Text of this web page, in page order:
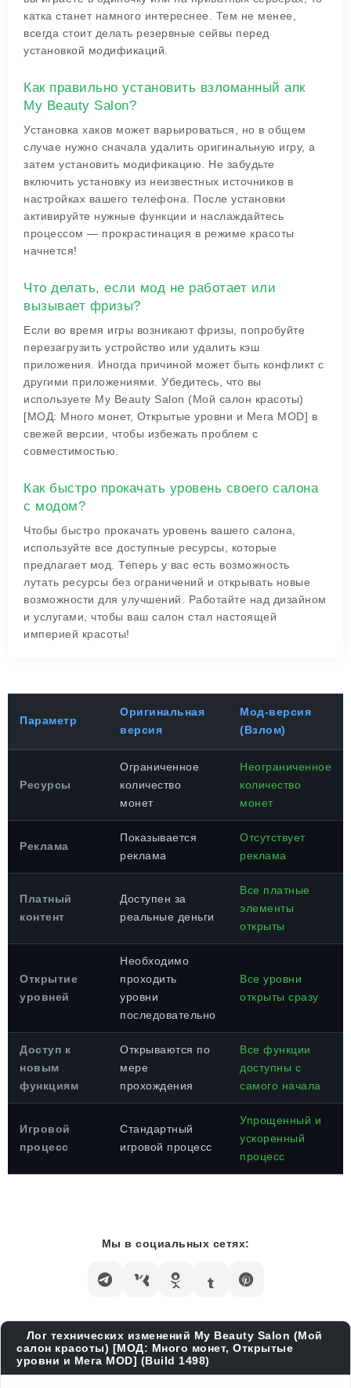
катка станет намного интереснее. Тем не менее,
всегда стоит делать резервные сейвы перед
установкой модификаций.
Как правильно установить взломанный апк
My Beauty Salon?
Установка хаков может варьироваться, но в общем
случае нужно сначала удалить оригинальную игру, а
затем установить модификацию. Не забудьте
включить установку из неизвестных источников в
настройках вашего телефона. После установки
активируйте нужные функции и наслаждайтесь
процессом — прокрастинация в режиме красоты
начнется!
Что делать, если мод не работает или
вызывает фризы?
Если во время игры возникают фризы, попробуйте
перезагрузить устройство или удалить кэш
приложения. Иногда причиной может быть конфликт с
другими приложениями. Убедитесь, что вы
используете My Beauty Salon (Мой салон красоты)
[МОД: Много монет, Открытые уровни и Мега MOD] в
свежей версии, чтобы избежать проблем с
совместимостью.
Как быстро прокачать уровень своего салона
с модом?
Чтобы быстро прокачать уровень вашего салона,
используйте все доступные ресурсы, которые
предлагает мод. Теперь у вас есть возможность
лутать ресурсы без ограничений и открывать новые
возможности для улучшений. Работайте над дизайном
и услугами, чтобы ваш салон стал настоящей
империей красоты!
Параметр
Оригинальная
версия
Мод-версия
(Взлом)
Ресурсы
Ограниченное
количество
монет
Неограниченное
количество
монет
Реклама
Показывается
реклама
Отсутствует
реклама
Платный
контент
Доступен за
реальные деньги
Все платные
элементы
открыты
Открытие
уровней
Необходимо
проходить
уровни
последовательно
Все уровни
открыты сразу
Доступ к
новым
функциям
Открываются по
мере
прохождения
Все функции
доступны с
самого начала
Игровой
процесс
Стандартный
игровой процесс
Упрощенный и
ускоренный
процесс
Мы в социальных сетях:
Лог технических изменений My Beauty Salon (Мой
салон красоты) [МОД: Много монет, Открытые
уровни и Мега MOD] (Build 1498)